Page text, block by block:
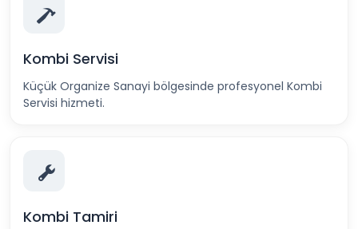
Kombi Servisi
Küçük Organize Sanayi bölgesinde profesyonel Kombi
Servisi hizmeti.
Kombi Tamiri